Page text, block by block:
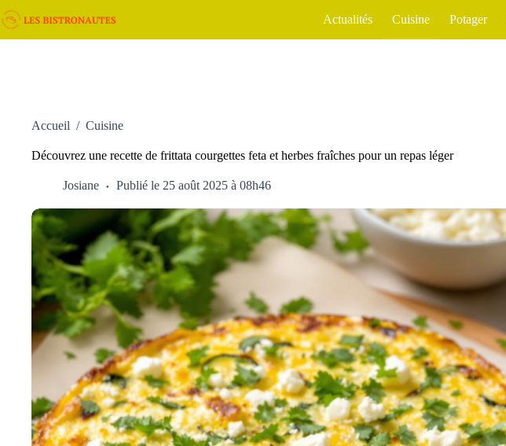
au
Actualités Cuisine Potager
Accueil / Cuisine
Découvrez une recette de frittata courgettes feta et herbes fraîches pour un repas léger
Josiane Publié le 25 août 2025 à 08h46